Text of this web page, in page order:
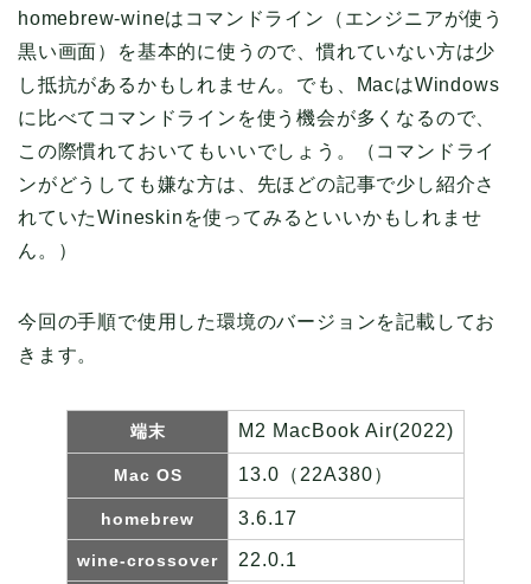
homebrew-wineはコマンドライン（エンジニアが使う
黒い画面）を基本的に使うので、慣れていない方は少
し抵抗があるかもしれません。でも、MacはWindows
に比べてコマンドラインを使う機会が多くなるので、
この際慣れておいてもいいでしょう。（コマンドライ
ンがどうしても嫌な方は、先ほどの記事で少し紹介さ
れていたWineskinを使ってみるといいかもしれませ
ん。）
今回の手順で使用した環境のバージョンを記載してお
きます。
端末 M2 MacBook Air(2022)
Mac OS 13.0（22A380）
homebrew 3.6.17
wine-crossover 22.0.1